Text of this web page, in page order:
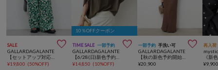
SALE 
GALLARDAGALANTE
¥19,800 (50%OFF)
10％OFFクーポン
TIME SALE 一部予約 
GALLARDAGALANTE
¥14,850 (10%OFF)
一部予約 手洗い可 
GALLARDAGALANTE
【秋の新色予約開始】【3サイズ展開/セットアップ対応】リヨセルスリットスカート
¥20,900
再入荷
mystic
¥